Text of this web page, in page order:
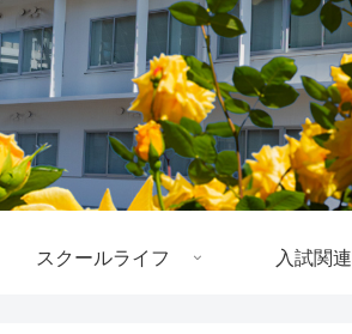
スクールライフ 入試関連